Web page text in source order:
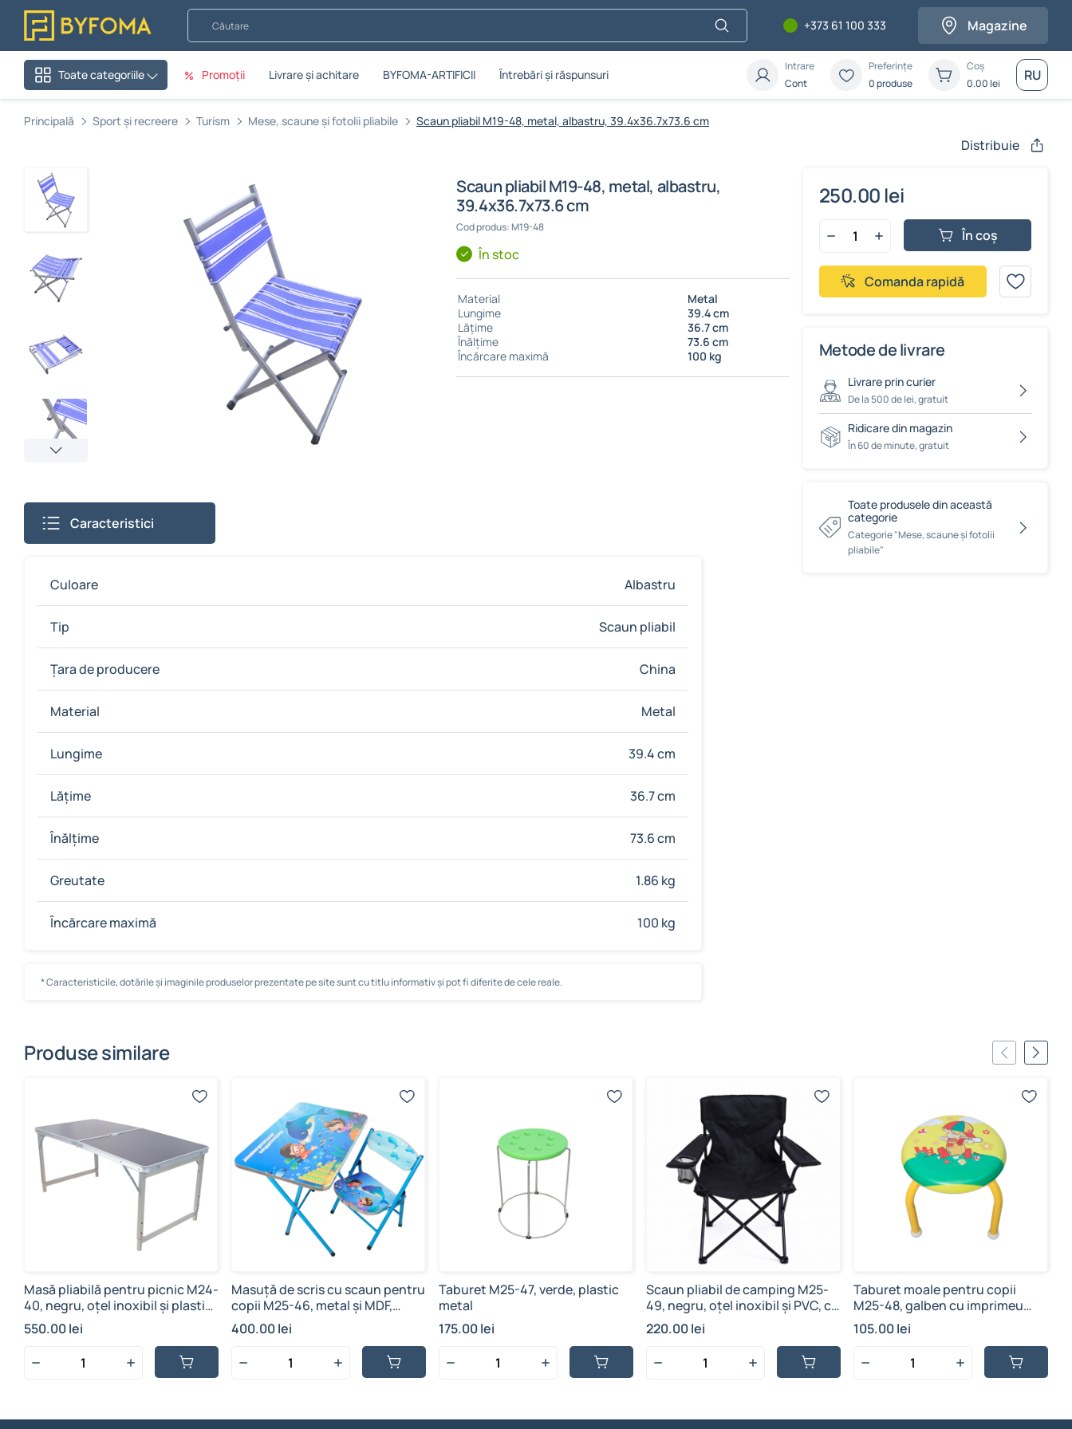
Căutare
+373 61 100 333 Magazine
Toate categoriile Promoții Livrare și achitare BYFOMA-ARTIFICII Întrebări și răspunsuri
Intrare
Cont
Preferințe
0 produse
Coș
0.00 lei RU
Principală Sport și recreere Turism Mese, scaune și fotolii pliabile Scaun pliabil M19-48, metal, albastru, 39.4x36.7x73.6 cm
Scaun pliabil M19-48, metal, albastru,
39.4x36.7x73.6 cm
Cod produs: M19-48
În stoc
Material
Metal
Lungime
39.4 cm
Lățime
36.7 cm
Înălțime
73.6 cm
Încărcare maximă
100 kg
Distribuie
250.00 lei
În coș
Comanda rapidă
Metode de livrare
Livrare prin curier
De la 500 de lei, gratuit
Ridicare din magazin
În 60 de minute, gratuit
Toate produsele din această
categorie
Сategorie "Mese, scaune și fotolii
pliabile"
Caracteristici
Culoare Albastru
Tip Scaun pliabil
Țara de producere China
Material Metal
Lungime 39.4 cm
Lățime 36.7 cm
Înălțime 73.6 cm
Greutate 1.86 kg
Încărcare maximă 100 kg
* Caracteristicile, dotările și imaginile produselor prezentate pe site sunt cu titlu informativ și pot fi diferite de cele reale.
Produse similare
Masă pliabilă pentru picnic M24-
40, negru, oțel inoxibil și plastic,
cu regularea înălțimii
550.00 lei
Masuță de scris cu scaun pentru
copii M25-46, metal și MDF,
regularea înălțimei
400.00 lei
Taburet M25-47, verde, plastic
metal
175.00 lei
Scaun pliabil de camping M25-
49, negru, oțel inoxibil și PVC, cu
husă pentru transportare
220.00 lei
Taburet moale pentru copii
M25-48, galben cu imprimeu
băiețel, metal
105.00 lei